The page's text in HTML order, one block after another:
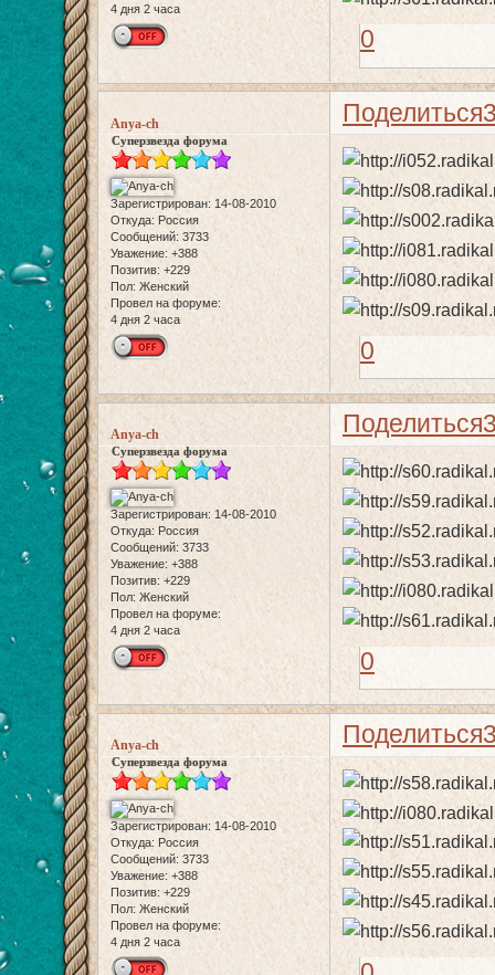
4 дня 2 часа
0
Поделиться
Anya-ch
Суперзвезда форума
Зарегистрирован: 14-08-2010
Откуда: Россия
Сообщений: 3733
Уважение: +388
Позитив: +229
Пол: Женский
Провел на форуме:
4 дня 2 часа
0
Поделиться
Anya-ch
Суперзвезда форума
Зарегистрирован: 14-08-2010
Откуда: Россия
Сообщений: 3733
Уважение: +388
Позитив: +229
Пол: Женский
Провел на форуме:
4 дня 2 часа
0
Поделиться
Anya-ch
Суперзвезда форума
Зарегистрирован: 14-08-2010
Откуда: Россия
Сообщений: 3733
Уважение: +388
Позитив: +229
Пол: Женский
Провел на форуме:
4 дня 2 часа